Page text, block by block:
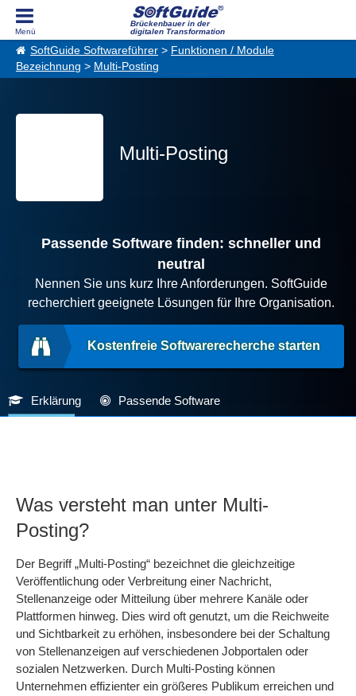
Brückenbauer in der
digitalen Transformation
SoftGuide Softwareführer > Funktionen / Module
Bezeichnung > Multi-Posting
Multi-Posting
Passende Software finden: schneller und
neutral
Nennen Sie uns kurz Ihre Anforderungen. SoftGuide
recherchiert geeignete Lösungen für Ihre Organisation.
Kostenfreie Softwarerecherche starten
Erklärung Passende Software
Was versteht man unter Multi-
Posting?
Der Begriff „Multi-Posting“ bezeichnet die gleichzeitige
Veröffentlichung oder Verbreitung einer Nachricht,
Stellenanzeige oder Mitteilung über mehrere Kanäle oder
Plattformen hinweg. Dies wird oft genutzt, um die Reichweite
und Sichtbarkeit zu erhöhen, insbesondere bei der Schaltung
von Stellenanzeigen auf verschiedenen Jobportalen oder
sozialen Netzwerken. Durch Multi-Posting können
Unternehmen effizienter ein größeres Publikum erreichen und